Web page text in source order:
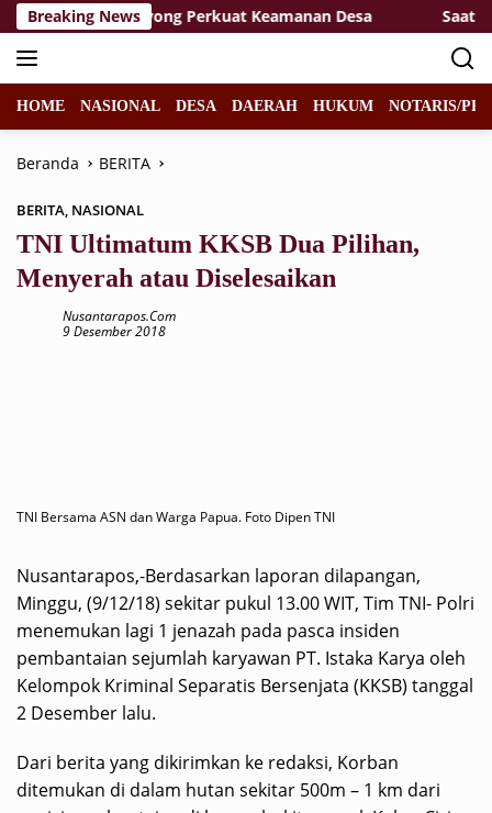
Langsung
ke
konten
Breaking News
Gotong Royong Perkuat Keamanan Desa Saatnya
HOME NASIONAL DESA DAERAH HUKUM NOTARIS/
Beranda BERITA
BERITA, NASIONAL
TNI Ultimatum KKSB Dua Pilihan,
Menyerah atau Diselesaikan
Nusantarapos.com
9 Desember 2018
TNI Bersama ASN dan Warga Papua. Foto Dipen TNI
Nusantarapos,-Berdasarkan laporan dilapangan,
Minggu, (9/12/18) sekitar pukul 13.00 WIT, Tim TNI- Polri
menemukan lagi 1 jenazah pada pasca insiden
pembantaian sejumlah karyawan PT. Istaka Karya oleh
Kelompok Kriminal Separatis Bersenjata (KKSB) tanggal
2 Desember lalu.
Dari berita yang dikirimkan ke redaksi, Korban
ditemukan di dalam hutan sekitar 500m – 1 km dari